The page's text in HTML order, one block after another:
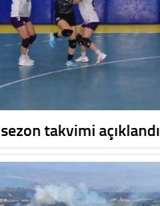
takvimi açıklandı